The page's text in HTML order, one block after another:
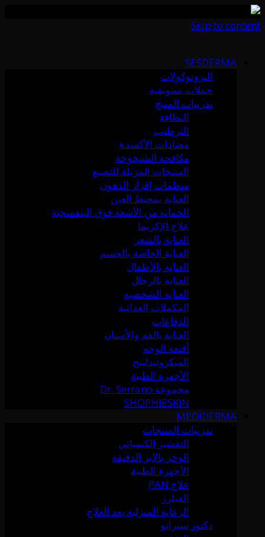
Skip to content
SESDERMA
البروتوكولات
حملات تسويقية
تدريبات المنتج
النظافة
الترطيب
مضادات الأكسدة
مكافحة الشيخوخة
المنتجات المزيلة للتصبغ
منظمات إفراز الدهون
العناية بمحيط العين
الحماية من الأشعة فوق البنفسجية
علاج الإكزيما
العناية بالشعر
العناية الخاصة بالجسم
العناية بالأطفال
العناية بالرجال
العناية الشخصية
المكملات الغذائية
الدفاعات
العناية بالفم والأسنان
أقنعة الوجه
الميكرونيدلينج
الأجهزة الطبية
مجموعة Dr. Serrano
SHOPHIESKIN
MEDIDERMA
تدريبات المنتجات
التقشير الكيميائي
الوخز بالإبر الدقيقة
الأجهزة الطبية
علاج PAN
الفيلرز
الرعاية المنزلية بعد العلاج
دكتور سيرانو